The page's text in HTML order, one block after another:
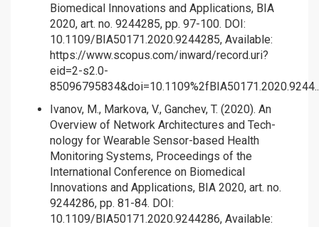
Biomedical Innovations and Applications, BIA
2020, art. no. 9244285, pp. 97-100. DOI:
10.1109/BIA50171.2020.9244285, Available:
https://www.scopus.com/inward/record.uri?
eid=2-s2.0-
Ivanov, M., Markova, V., Ganchev, T. (2020). An
Overview of Network Architectures and Tech-
nology for Wearable Sensor-based Health
Monitoring Systems, Proceedings of the
International Conference on Biomedical
Innovations and Applications, BIA 2020, art. no.
9244286, pp. 81-84. DOI:
10.1109/BIA50171.2020.9244286, Available: